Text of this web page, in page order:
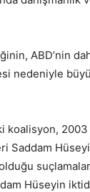
ABD’nin
nedeniyle
2003
Saddam
Hüseyin